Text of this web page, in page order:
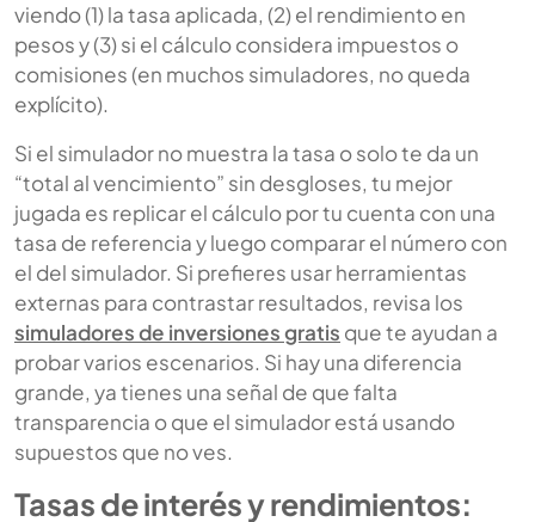
viendo (1) la tasa aplicada, (2) el rendimiento en
pesos y (3) si el cálculo considera impuestos o
comisiones (en muchos simuladores, no queda
explícito).
Si el simulador no muestra la tasa o solo te da un
“total al vencimiento” sin desgloses, tu mejor
jugada es replicar el cálculo por tu cuenta con una
tasa de referencia y luego comparar el número con
el del simulador. Si prefieres usar herramientas
externas para contrastar resultados, revisa los
simuladores de inversiones gratis que te ayudan a
probar varios escenarios. Si hay una diferencia
grande, ya tienes una señal de que falta
transparencia o que el simulador está usando
supuestos que no ves.
Tasas de interés y rendimientos: